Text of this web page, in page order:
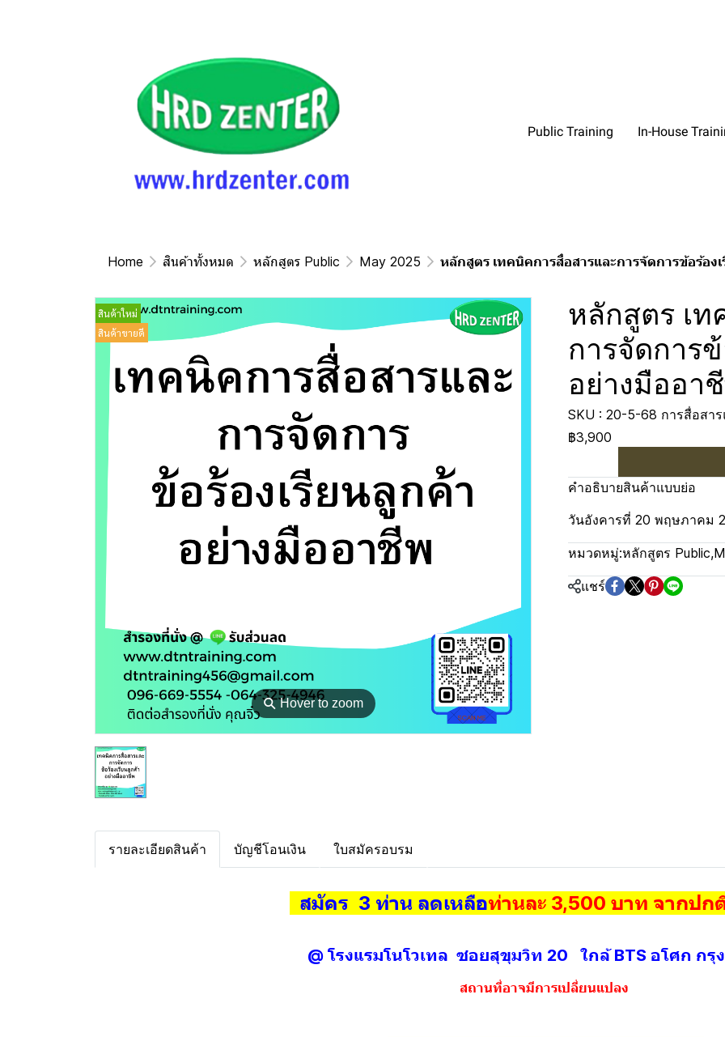
Public Training In-House
Home สินค้าทั้งหมด หลักสูตร Public May 2025 หลักสูตร เทคนิคการสื่อสารและการจัดการข้อร้อ
⚲Hover to zoom
สินค้าใหม่
สินค้าขายดี
หลักสูตร เท
การจัดการ
อย่างมืออา
SKU : 20-5-68 การสื่อสา
฿3,900
คำอธิบายสินค้าแบบย่อ
วันอังคารที่ 20 พฤษภาคม
หมวดหมู่:หลักสูตร Public,
แชร์
รายละเอียดสินค้า บัญชีโอนเงิน ใบสมัครอบรม
สมัคร 3 ท่าน ลดเหลือท่านละ 3,500 บาท จากปก
@ โรงแรมโนโวเทล ซอยสุขุมวิท 20 ใกล้ BTS อโศก กรุ
สถานที่อาจมีการเปลี่ยนแปลง